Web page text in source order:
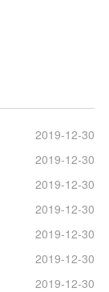
2019-12-30
2019-12-30
2019-12-30
2019-12-30
2019-12-30
2019-12-30
2019-12-30